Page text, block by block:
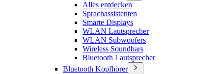
Alles entdecken
Sprachassistenten
Smarte Displays
WLAN Lautsprecher
WLAN Subwoofers
Wireless Soundbars
Bluetooth Lautsprecher
Bluetooth Kopfhörer